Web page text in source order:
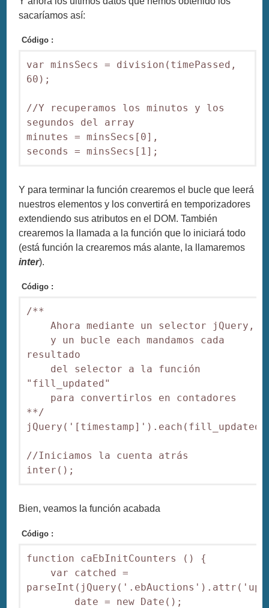
sacaríamos así:
Código :
var minsSecs = division(timePassed,
60);
//Y recuperamos los minutos y los
segundos del array
minutes = minsSecs[0],
seconds = minsSecs[1];
Y para terminar la función crearemos el bucle que leerá
nuestros elementos y los convertirá en temporizadores
extendiendo sus atributos en el DOM. También
crearemos la llamada a la función que lo iniciará todo
(está función la crearemos más alante, la llamaremos
inter).
Código :
/**
Ahora mediante un selector jQuery,
y un bucle each mandamos cada
resultado
del selector a la función
"fill_updated"
para convertirlos en contadores
**/
//Iniciamos la cuenta atrás
inter();
Bien, veamos la función acabada
Código :
function caEbInitCounters () {
var catched =
date = new Date();